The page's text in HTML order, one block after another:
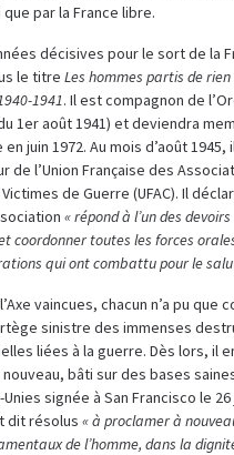
que par la France libre.
décisives pour le sort de la
le titre Les hommes partis de rien
1941. Il est compagnon de
1er août 1941) et deviendra
juin 1972. Au mois d’août 1945,
de l’Union Française des
de Guerre (UFAC). Il
« répond à l’un des
coordonner toutes les forces
qui ont combattu pour le
vaincues, chacun n’a pu que
sinistre des immenses
liées à la guerre. Dès lors, il
bâti sur des bases
signée à San Francisco le 26
dit résolus « à proclamer à
de l’homme, dans la